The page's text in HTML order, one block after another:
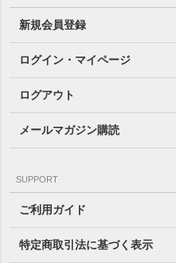
新規会員登録
ログイン・マイページ
ログアウト
メールマガジン購読
SUPPORT
ご利用ガイド
特定商取引法に基づく表示